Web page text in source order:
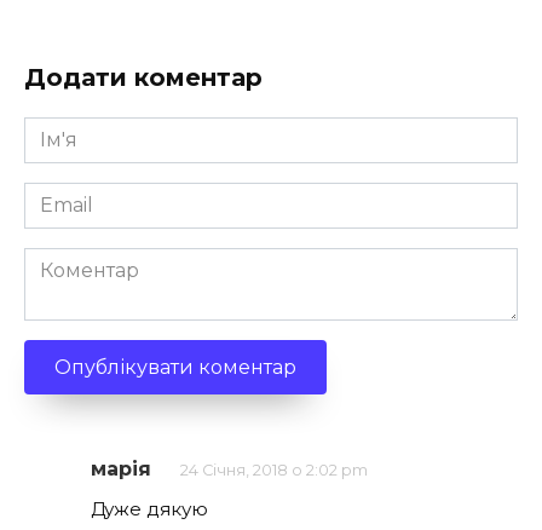
Додати коментар
Ім'я
*
Email
*
Коментар
марія 24 Січня, 2018 о 2:02 pm
Дуже дякую